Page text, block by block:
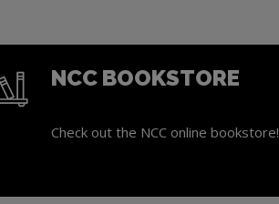
NCC BOOKSTORE
Check out the NCC online bookstore!